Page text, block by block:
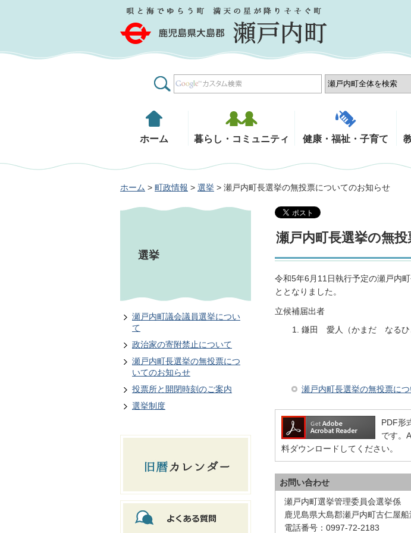
鹿児島県大島郡 瀬戸内町
ホーム 暮らし・コミュニティ 健康・福祉・子育て
ホーム > 町政情報 > 選挙 > 瀬戸内町長選挙の無投票についてのお知らせ
選挙
瀬戸内町議会議員選挙につい
て
政治家の寄附禁止について
瀬戸内町長選挙の無投票につ
いてのお知らせ
投票所と開閉時刻のご案内
選挙制度
瀬戸内町長選挙の無
令和5年6月11日執行予定の瀬戸内
ととなりました。
立候補届出者
鎌田 愛人（かまだ なる
瀬戸内町長選挙の無投票に
PDF形
です。
料ダウンロードしてください。
お問い合わせ
瀬戸内町選挙管理委員会選挙係
鹿児島県大島郡瀬戸内町古仁屋
電話番号：0997-72-2183